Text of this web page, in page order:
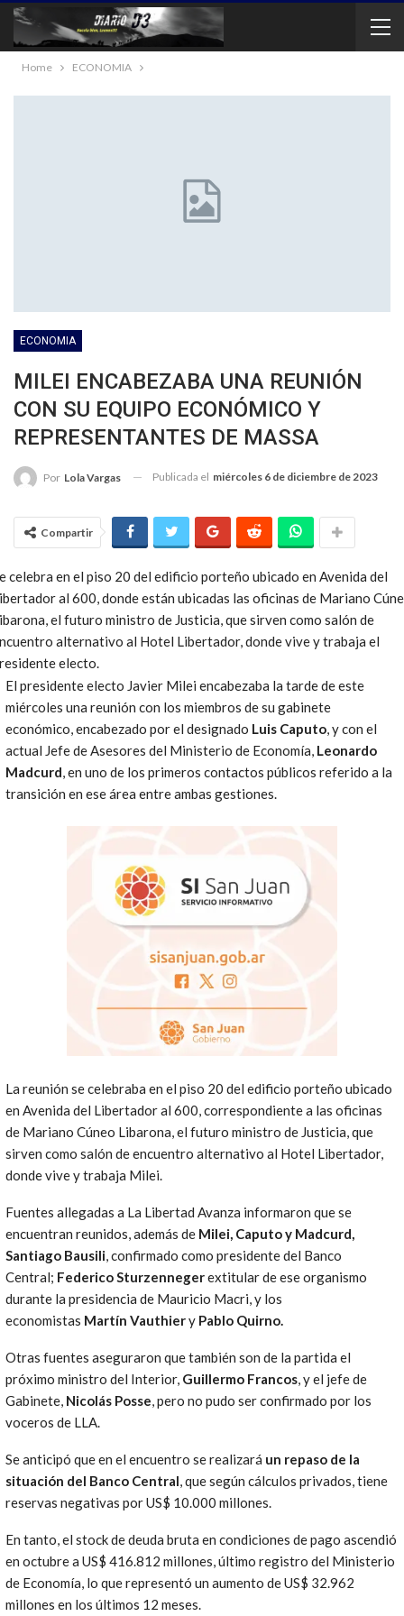
Home ECONOMIA
ECONOMIA
MILEI ENCABEZABA UNA REUNIÓN
CON SU EQUIPO ECONÓMICO Y
REPRESENTANTES DE MASSA
Por Lola Vargas Publicada el miércoles 6 de diciembre de 2023
Compartir
celebra en el piso 20 del edificio porteño ubicado en Avenida del
al 600, donde están ubicadas las oficinas de Mariano
el futuro ministro de Justicia, que sirven como salón de
alternativo al Hotel Libertador, donde vive y trabaja el
electo.
El presidente electo Javier Milei encabezaba la tarde de este
miércoles una reunión con los miembros de su gabinete
económico, encabezado por el designado Luis Caputo, y con el
actual Jefe de Asesores del Ministerio de Economía, Leonardo
Madcurd, en uno de los primeros contactos públicos referido a la
transición en ese área entre ambas gestiones.
La reunión se celebraba en el piso 20 del edificio porteño ubicado
en Avenida del Libertador al 600, correspondiente a las oficinas
de Mariano Cúneo Libarona, el futuro ministro de Justicia, que
sirven como salón de encuentro alternativo al Hotel Libertador,
donde vive y trabaja Milei.
Fuentes allegadas a La Libertad Avanza informaron que se
encuentran reunidos, además de Milei, Caputo y Madcurd,
Santiago Bausili, confirmado como presidente del Banco
Central; Federico Sturzennegerextitular de ese organismo
durante la presidencia de Mauricio Macri, y los
economistas Martín Vauthiery Pablo Quirno.
Otras fuentes aseguraron que también son de la partida el
próximo ministro del Interior, Guillermo Francos, y el jefe de
Gabinete, Nicolás Posse, pero no pudo ser confirmado por los
voceros de LLA.
Se anticipó que en el encuentro se realizará un repaso de la
situación del Banco Central, que según cálculos privados, tiene
reservas negativas por US$ 10.000 millones.
En tanto, el stock de deuda bruta en condiciones de pago ascendió
en octubre a US$ 416.812 millones, último registro del Ministerio
de Economía, lo que representó un aumento de US$ 32.962
millones en los últimos 12 meses.